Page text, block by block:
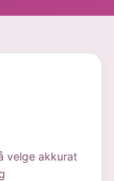
velge akkurat